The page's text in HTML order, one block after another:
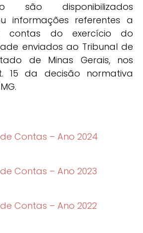
são disponibilizados
informações referentes a
contas do exercício do
enviados ao Tribunal de
de Minas Gerais, nos
15 da decisão normativa
Contas – Ano 2024
Contas – Ano 2023
Contas – Ano 2022